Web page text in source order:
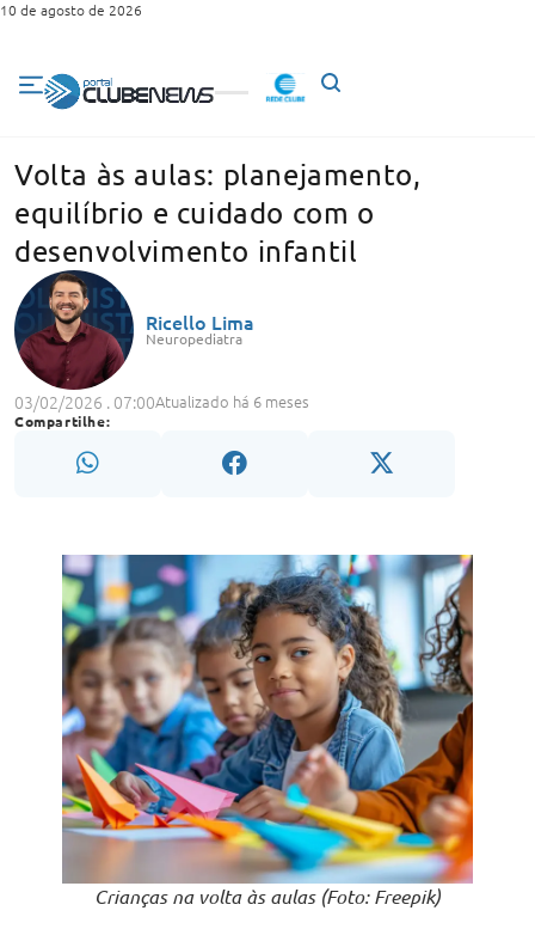
10 de agosto de 2026
Volta às aulas: planejamento,
equilíbrio e cuidado com o
desenvolvimento infantil
Ricello Lima
Neuropediatra
03/02/2026 . 07:00Atualizado há 6 meses
Compartilhe:
Crianças na volta às aulas (Foto: Freepik)